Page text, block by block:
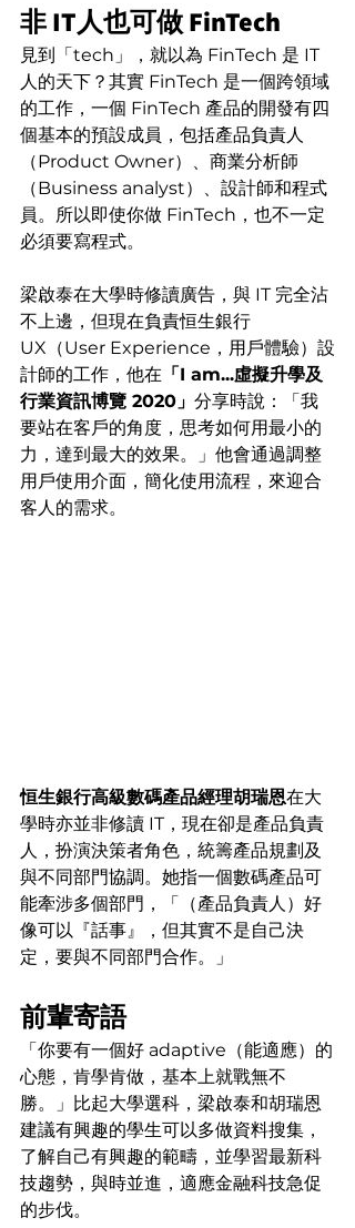
非 IT人也可做 FinTech
見到「tech」，就以為 FinTech 是 IT
人的天下？其實 FinTech 是一個跨領域
的工作，一個 FinTech 產品的開發有四
個基本的預設成員，包括產品負責人
（Product Owner）、商業分析師
（Business analyst）、設計師和程式
員。所以即使你做 FinTech，也不一定
必須要寫程式。
梁啟泰在大學時修讀廣告，與 IT 完全沾
不上邊，但現在負責恒生銀行
UX（User Experience，用戶體驗）設
計師的工作，他在 「I am...虛擬升學及
行業資訊博覽 2020」 分享時說：「我
要站在客戶的角度，思考如何用最小的
力，達到最大的效果。」他會通過調整
用戶使用介面，簡化使用流程，來迎合
客人的需求。
恒生銀行高級數碼產品經理胡瑞恩在大
學時亦並非修讀 IT，現在卻是產品負責
人，扮演決策者角色，統籌產品規劃及
與不同部門協調。她指一個數碼產品可
能牽涉多個部門，「（產品負責人）好
像可以『話事』，但其實不是自己決
定，要與不同部門合作。」
前輩寄語
「你要有一個好 adaptive（能適應）的
心態，肯學肯做，基本上就戰無不
勝。」比起大學選科，梁啟泰和胡瑞恩
建議有興趣的學生可以多做資料搜集，
了解自己有興趣的範疇，並學習最新科
技趨勢，與時並進，適應金融科技急促
的步伐。